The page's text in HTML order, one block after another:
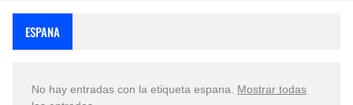
ESPANA
No hay entradas con la etiqueta espana
Mostrar todas